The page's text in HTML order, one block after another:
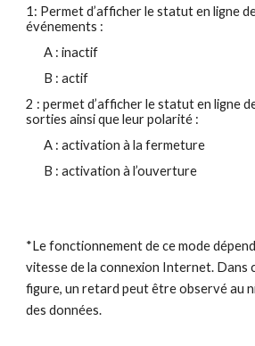
1: Permet d’afficher le statut en ligne
événements :
A : inactif
B : actif
2 : permet d’afficher le statut en ligne
sorties ainsi que leur polarité :
A : activation à la fermeture
B : activation à l’ouverture
*Le fonctionnement de ce mode
vitesse de la connexion Internet. Dans
figure, un retard peut être observé au
des données.